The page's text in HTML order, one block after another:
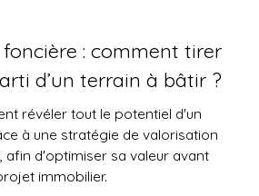
: comment tirer
d’un terrain à bâtir ?
révéler tout le potentiel d'un
à une stratégie de valorisation
afin d'optimiser sa valeur avant
immobilier.